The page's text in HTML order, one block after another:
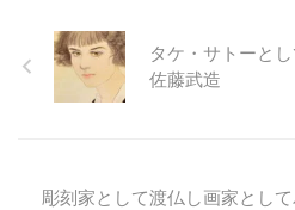
タケ・サトーと
佐藤武造
彫刻家として渡仏し画家とし